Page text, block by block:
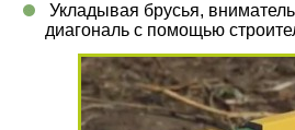
Укладывая брусья,
диагональ с помощью